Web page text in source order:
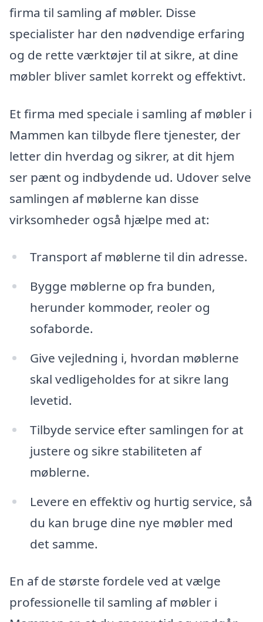
firma til samling af møbler. Disse
specialister har den nødvendige erfaring
og de rette værktøjer til at sikre, at dine
møbler bliver samlet korrekt og effektivt.
Et firma med speciale i samling af møbler i
Mammen kan tilbyde flere tjenester, der
letter din hverdag og sikrer, at dit hjem
ser pænt og indbydende ud. Udover selve
samlingen af møblerne kan disse
virksomheder også hjælpe med at:
Transport af møblerne til din adresse.
Bygge møblerne op fra bunden,
herunder kommoder, reoler og
sofaborde.
Give vejledning i, hvordan møblerne
skal vedligeholdes for at sikre lang
levetid.
Tilbyde service efter samlingen for at
justere og sikre stabiliteten af
møblerne.
Levere en effektiv og hurtig service, så
du kan bruge dine nye møbler med
det samme.
En af de største fordele ved at vælge
professionelle til samling af møbler i